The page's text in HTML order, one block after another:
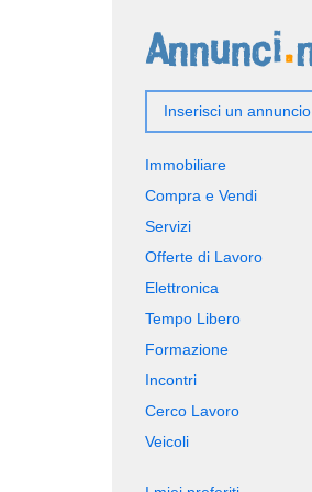
Inserisci un annuncio
Immobiliare
Compra e Vendi
Servizi
Offerte di Lavoro
Elettronica
Tempo Libero
Formazione
Incontri
Cerco Lavoro
Veicoli